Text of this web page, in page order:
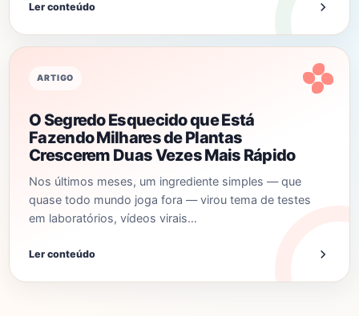
Ler conteúdo
ARTIGO
O Segredo Esquecido que Está
Fazendo Milhares de Plantas
Crescerem Duas Vezes Mais Rápido
Nos últimos meses, um ingrediente simples — que
quase todo mundo joga fora — virou tema de testes
em laboratórios, vídeos virais…
Ler conteúdo